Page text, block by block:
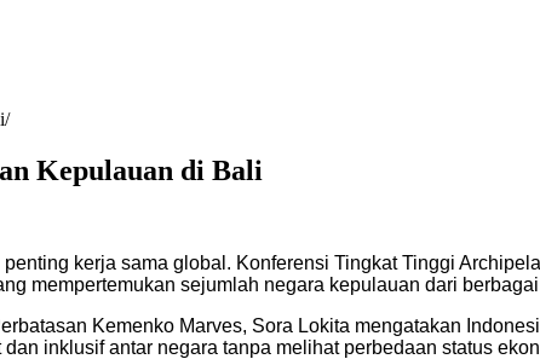
Kepulauan di Bali
kerja sama global. Konferensi Tingkat Tinggi
mempertemukan sejumlah negara kepulauan dari
Kemenko Marves, Sora Lokita mengatakan
inklusif antar negara tanpa melihat perbedaan status